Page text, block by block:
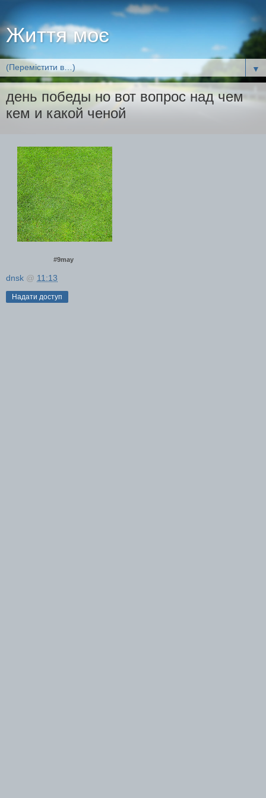
Життя моє
▼
день победы но вот вопрос над чем
кем и какой ченой
#9may
dnsk @ 11:13
Надати доступ